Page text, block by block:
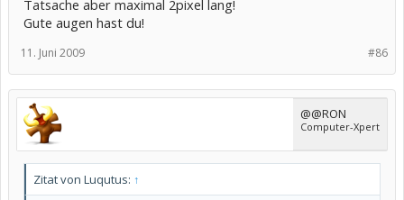
Tatsache aber maximal 2pixel lang!
Gute augen hast du!
#86
11. Juni 2009
@@RON
Computer-Xpert
Zitat von Luqutus: ↑